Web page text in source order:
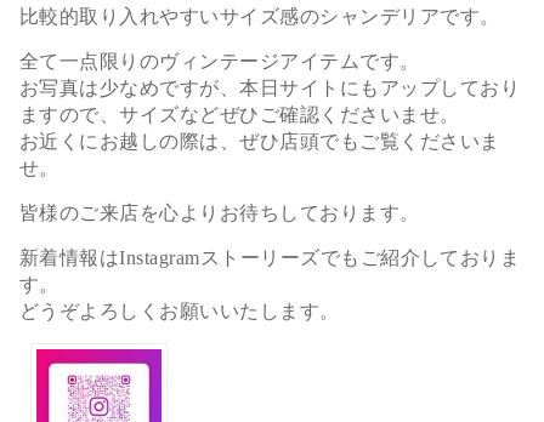
比較的取り入れやすいサイズ感のシャンデリアです。
全て一点限りのヴィンテージアイテムです。
お写真は少なめですが、本日サイトにもアップしており
ますので、サイズなどぜひご確認くださいませ。
お近くにお越しの際は、ぜひ店頭でもご覧くださいま
せ。
皆様のご来店を心よりお待ちしております。
新着情報はInstagramストーリーズでもご紹介しておりま
す。
どうぞよろしくお願いいたします。